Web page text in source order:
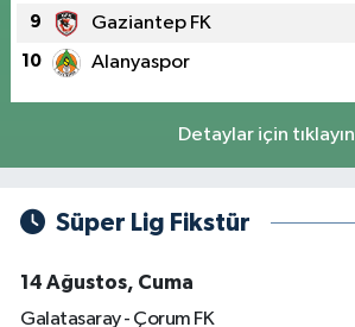
9 Gaziantep FK
10 Alanyaspor
Detaylar için tıklayın
Süper Lig Fikstür
14 Ağustos, Cuma
Galatasaray - Çorum FK